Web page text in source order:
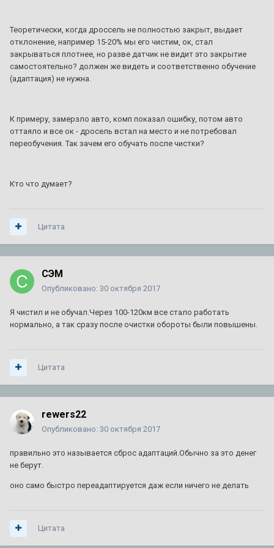
ТО XT5 1 2 3 4 7
Автор:Amidd,1 августа 2017 вXT5
154 ответа 720 896 просмотров
64 ответа 140 506 просмотров
Теоретически, когда дроссель не полностью закрыт, выдает
отклонение, например 15-20% мы его чистим, ок, стал
закрываться плотнее, но разве датчик не видит это закрытие
самостоятельно? должен же видеть и соответственно обучение
(адаптация) не нужна.
К примеру, замерзло авто, комп показал ошибку, потом авто
оттаяло и все ок - дросель встал на место и не потребовал
переобучения. Так зачем его обучать после чистки?
Кто что думает?
Цитата
СЭМ
Опубликовано: 30 октября 2017
Я чистил и не обучал.Через 100-120км все стало работать
нормально, а так сразу после очистки обороты были повышены.
Цитата
rewers22
Опубликовано: 30 октября 2017
правильно это называется сброс адаптаций.Обычно за это денег
не берут.
оно само быстро переадаптируется даж если ничего не делать
Цитата